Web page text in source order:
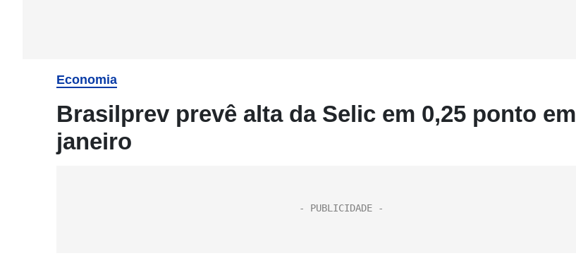
Economia
Brasilprev prevê alta da Selic em 0,25 ponto em
janeiro